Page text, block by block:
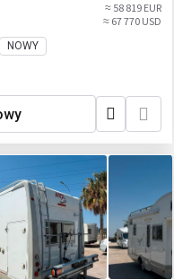
≈ 58 819 EUR
≈ 67 770 USD
NOWY